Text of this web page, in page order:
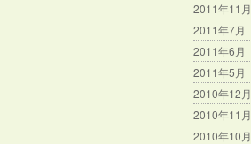
2011年11月
2011年7月
2011年6月
2011年5月
2010年12月
2010年11月
2010年10月